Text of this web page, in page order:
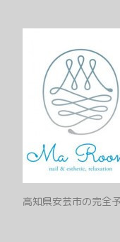
高知県安芸市の完全